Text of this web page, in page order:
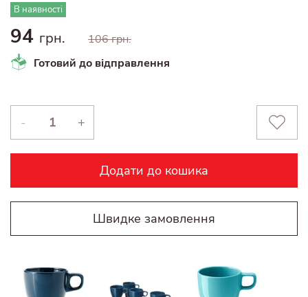
В наявності
94 грн.
106 грн.
Готовий до відправлення
- +
Додати до кошика
Швидке замовлення